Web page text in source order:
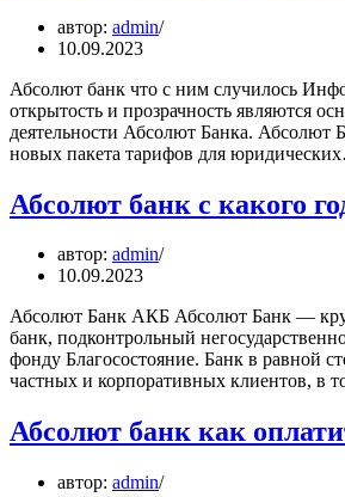
банк
автор: admin
10.09.2023
Абсолют банк что с ним случилось
открытость и прозрачность являются
деятельности Абсолют Банка. Абсолют
новых пакета тарифов для
Абсолют банк с какого
автор: admin
10.09.2023
Абсолют Банк АКБ Абсолют Банк —
банк, подконтрольный
фонду Благосостояние. Банк в равной
частных и корпоративных клиентов, в
Абсолют банк как
автор: admin